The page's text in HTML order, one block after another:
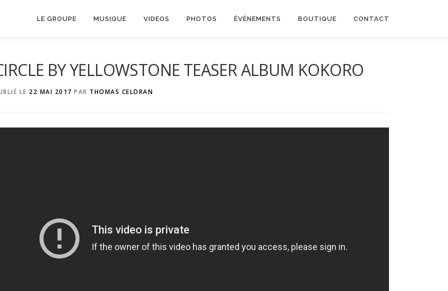
LE GROUPE MUSIQUE VIDEOS PHOTOS ÉVÈNEMENTS BOUTIQUE CONTACT
BY YELLOWSTONE TEASER ALBUM KOKORO
LE 22 MAI 2017 PAR THOMAS CELDRAN